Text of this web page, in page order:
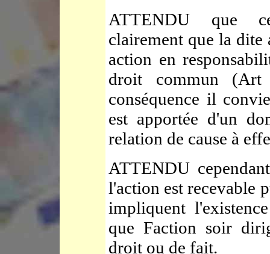
ATTENDU que
clairement que la dite
action en
droit commun
conséquence il
est apportée d'un
relation de cause à
ATTENDU
l'action est recevable
impliquent
que Faction soir
droit ou de fait.